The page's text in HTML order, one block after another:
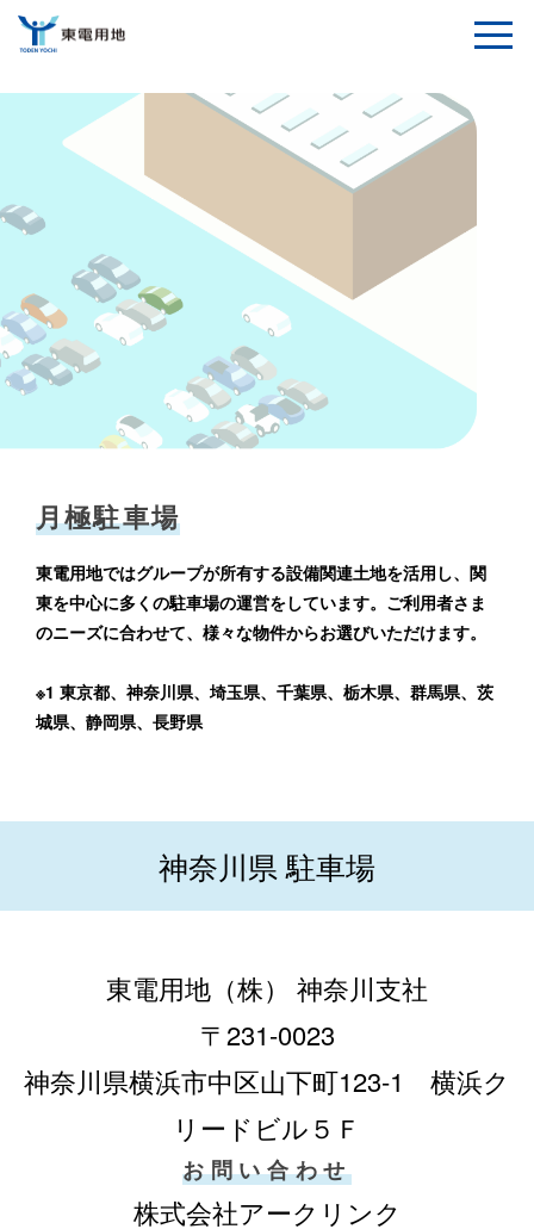
月極駐車場
東電用地ではグループが所有する設備関連土地を活用し、関
東を中心に多くの駐車場の運営をしています。ご利用者さま
のニーズに合わせて、様々な物件からお選びいただけます。
※1 東京都、神奈川県、埼⽟県、千葉県、栃⽊県、群⾺県、茨
城県、静岡県、⻑野県
神奈川県 駐車場
東電用地（株） 神奈川支社
〒231-0023
神奈川県横浜市中区山下町123-1 横浜ク
リードビル５Ｆ
お問い合わせ
株式会社アークリンク